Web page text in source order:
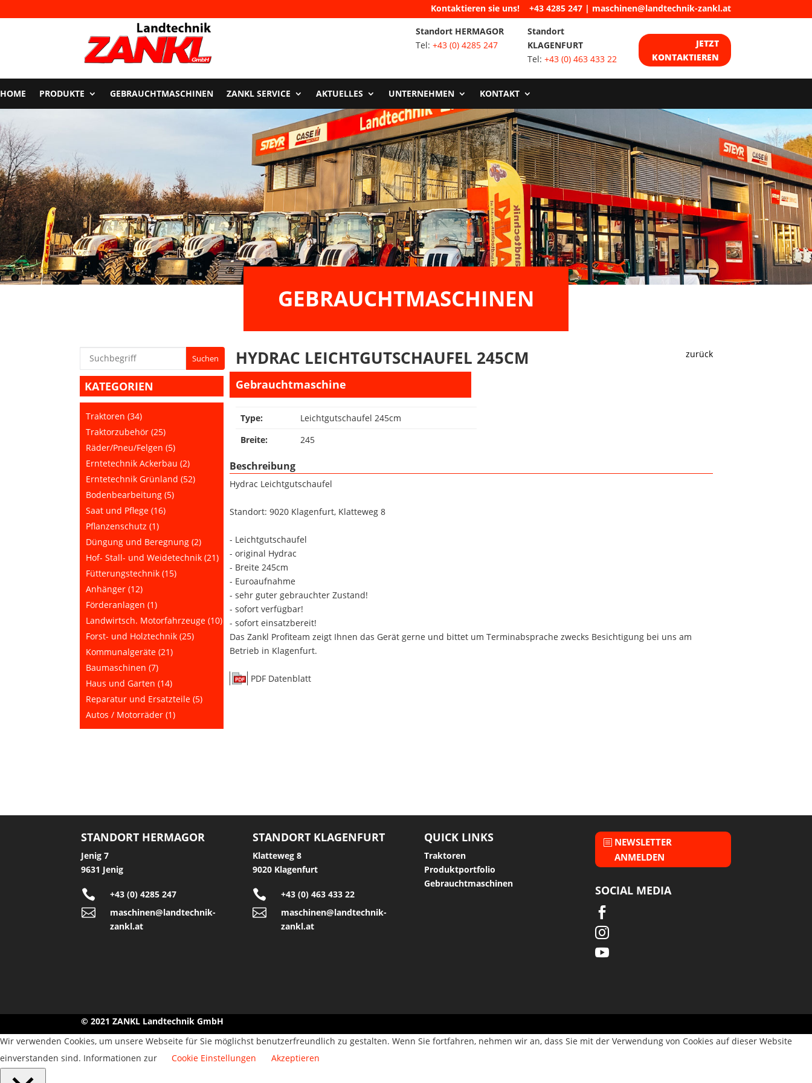
Kontaktieren sie uns! +43 4285 247| maschinen@landtechnik-zankl.at
Standort HERMAGOR
Tel:+43 (0) 4285 247
Standort
KLAGENFURT
Tel: +43 (0) 463 433 22
JETZT
KONTAKTIEREN
HOME PRODUKTE GEBRAUCHTMASCHINEN ZANKL SERVICE AKTUELLES UNTERNEHMEN KONTAKT
GEBRAUCHTMASCHINEN
KATEGORIEN
Traktoren (34)
Traktorzubehör (25)
Räder/Pneu/Felgen (5)
Erntetechnik Ackerbau (2)
Erntetechnik Grünland (52)
Bodenbearbeitung (5)
Saat und Pflege (16)
Pflanzenschutz (1)
Düngung und Beregnung (2)
Hof- Stall- und Weidetechnik (21)
Fütterungstechnik (15)
Anhänger (12)
Förderanlagen (1)
Landwirtsch. Motorfahrzeuge (10)
Forst- und Holztechnik (25)
Kommunalgeräte (21)
Baumaschinen (7)
Haus und Garten (14)
Reparatur und Ersatzteile (5)
Autos / Motorräder (1)
HYDRAC LEICHTGUTSCHAUFEL 245CM zurück
Gebrauchtmaschine
Type:
Leichtgutschaufel 245cm
Breite:
245
Beschreibung
Hydrac Leichtgutschaufel
Standort: 9020 Klagenfurt, Klatteweg 8
- Leichtgutschaufel
- original Hydrac
- Breite 245cm
- Euroaufnahme
- sehr guter gebrauchter Zustand!
- sofort verfügbar!
- sofort einsatzbereit!
Das Zankl Profiteam zeigt Ihnen das Gerät gerne und bittet um Terminabsprache zwecks Besichtigung bei uns am
Betrieb in Klagenfurt.
PDF Datenblatt
STANDORT HERMAGOR
Jenig 7
9631 Jenig
 +43 (0) 4285 247

maschinen@landtechnik-
zankl.at
STANDORT KLAGENFURT
Klatteweg 8
9020 Klagenfurt
 +43 (0) 463 433 22

maschinen@landtechnik-
zankl.at
QUICK LINKS
Traktoren
Produktportfolio
Gebrauchtmaschinen
NEWSLETTER
ANMELDEN
SOCIAL MEDIA



© 2021 ZANKL Landtechnik GmbH
Wir verwenden Cookies, um unsere Webseite für Sie möglichst benutzerfreundlich zu gestalten. Wenn Sie fortfahren, nehmen wir an, dass Sie mit der Verwendung von Cookies auf dieser Website
einverstanden sind. Informationen zur
Cookie Einstellungen Akzeptieren